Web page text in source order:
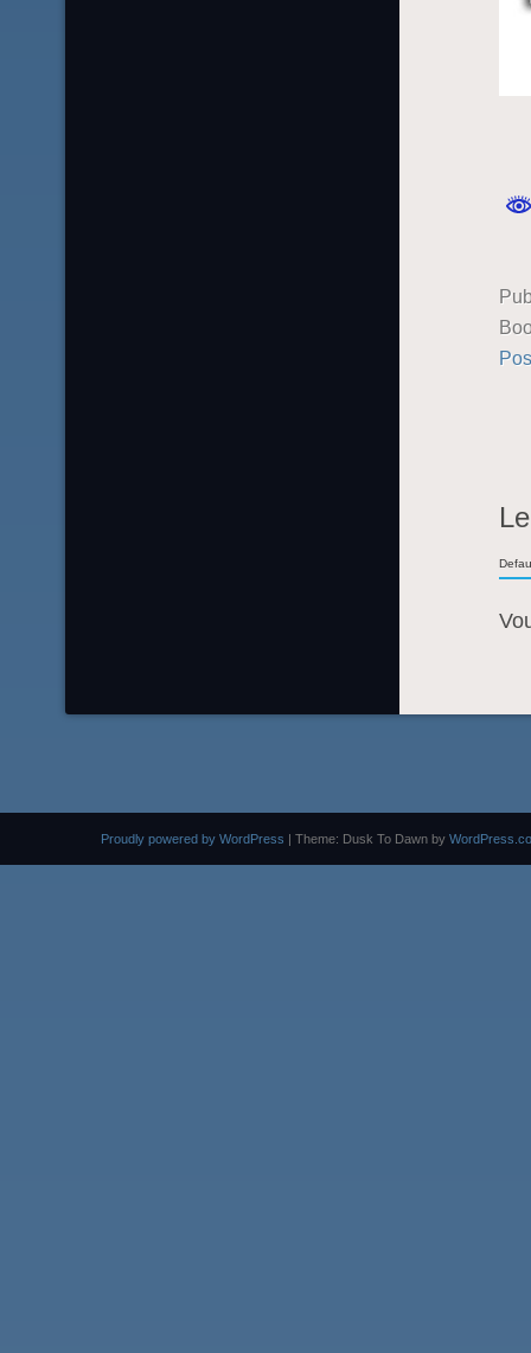
Proudly powered by WordPress Theme: Dusk To Dawn by